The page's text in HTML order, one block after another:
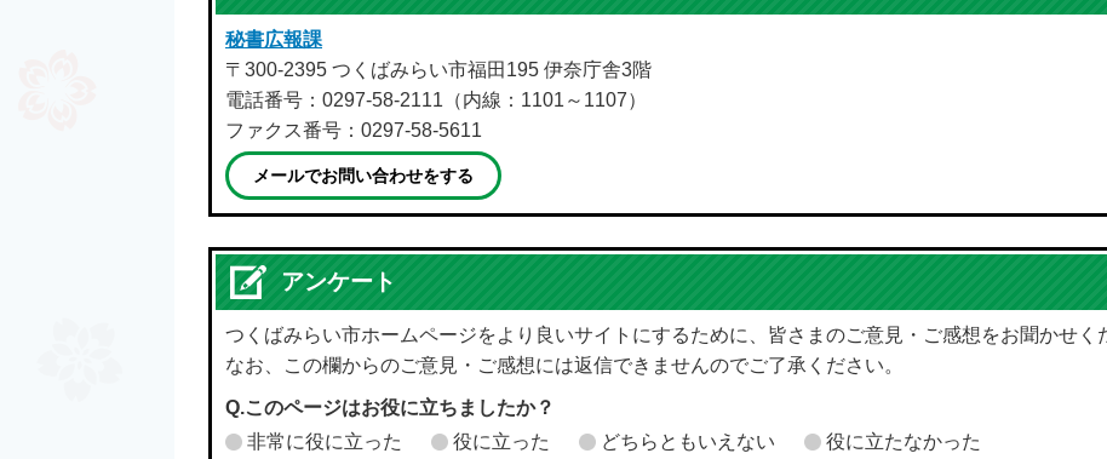
秘書広報課
〒300-2395 つくばみらい市福田195 伊奈庁舎3階
電話番号：0297-58-2111（内線：1101～1107）
ファクス番号：0297-58-5611
メールでお問い合わせをする
アンケート
つくばみらい市ホームページをより良いサイトにするために、皆さまのご意見・ご感想をお聞かせく
なお、この欄からのご意見・ご感想には返信できませんのでご了承ください。
Q.このページはお役に立ちましたか？
非常に役に立った
役に立った どちらともいえない 役に立たなかった